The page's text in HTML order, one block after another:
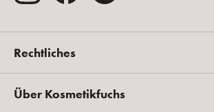
Rechtliches
Über Kosmetikfuchs